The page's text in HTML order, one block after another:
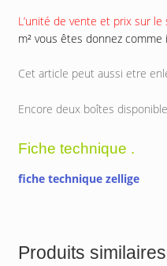
L’unité de vente et prix sur le
m² vous êtes donnez comme
Cet article peut aussi etre
Encore deux boîtes
Fiche technique .
fiche technique zellige
Produits similaires